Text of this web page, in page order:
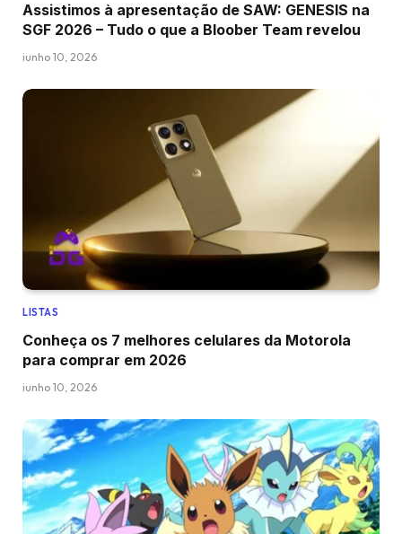
Assistimos à apresentação de SAW: GENESIS na
SGF 2026 – Tudo o que a Bloober Team revelou
junho 10, 2026
LISTAS
Conheça os 7 melhores celulares da Motorola
para comprar em 2026
junho 10, 2026